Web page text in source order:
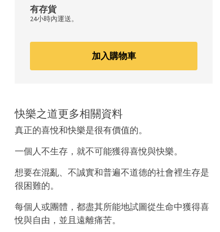
有存貨
24小時內運送。
加入購物車
快樂之道更多相關資料
真正的喜悅和快樂是很有價值的。
一個人不生存，就不可能獲得喜悅與快樂。
想要在混亂、不誠實和普遍不道德的社會裡生存是
很困難的。
每個人或團體，都盡其所能地試圖從生命中獲得喜
悅與自由，並且遠離痛苦。